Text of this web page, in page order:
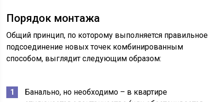
Порядок монтажа
Общий принцип, по которому выполняется правильное
подсоединение новых точек комбинированным
способом, выглядит следующим образом:
Банально, но необходимо – в квартире